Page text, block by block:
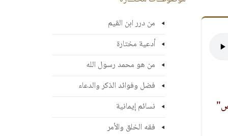
من درر ابن القيم
أدعية مختارة
من هو محمد رسول الله
فضل وفوائد الذكر والدعاء
نسائم إيمانية
فقه الخلق والأمر